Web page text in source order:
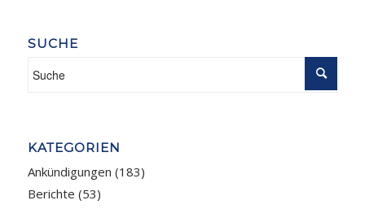
SUCHE
KATEGORIEN
Ankündigungen (183)
Berichte (53)